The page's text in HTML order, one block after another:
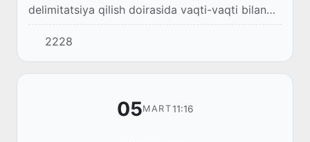
delimitatsiya qilish doirasida vaqti-vaqti bilan
ziddiyatli vaziyatlar yuzaga kelgan hududlarni
almashdi.
2228
05MART11:16